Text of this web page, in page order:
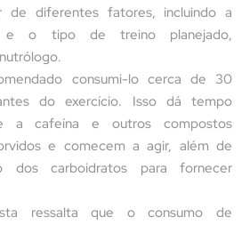
de diferentes fatores, incluindo a
e o tipo de treino planejado,
consumi-lo cerca de 30
do exercício. Isso dá tempo
a cafeína e outros compostos
e comecem a agir, além de
dos carboidratos para fornecer
ressalta que o consumo de